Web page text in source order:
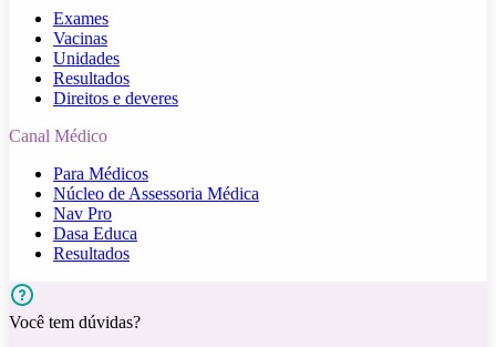
Exames
Vacinas
Unidades
Resultados
Direitos e deveres
Canal Médico
Para Médicos
Núcleo de Assessoria Médica
Nav Pro
Dasa Educa
Resultados
Você tem dúvidas?